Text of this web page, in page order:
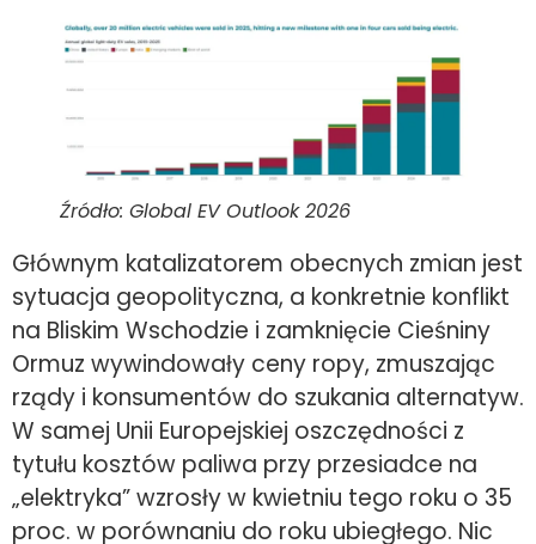
Źródło: Global EV Outlook 2026
Głównym katalizatorem obecnych zmian jest
sytuacja geopolityczna, a konkretnie konflikt
na Bliskim Wschodzie i zamknięcie Cieśniny
Ormuz wywindowały ceny ropy, zmuszając
rządy i konsumentów do szukania alternatyw.
W samej Unii Europejskiej oszczędności z
tytułu kosztów paliwa przy przesiadce na
„elektryka” wzrosły w kwietniu tego roku o 35
proc. w porównaniu do roku ubiegłego. Nic